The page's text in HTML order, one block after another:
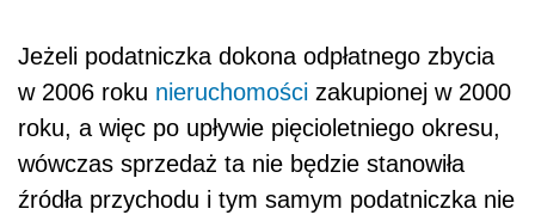
Jeżeli podatniczka dokona odpłatnego zbycia
w 2006 roku nieruchomości zakupionej w 2000
roku, a więc po upływie pięcioletniego okresu,
wówczas sprzedaż ta nie będzie stanowiła
źródła przychodu i tym samym podatniczka nie